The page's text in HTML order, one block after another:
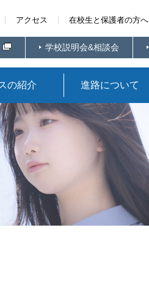
アクセス 在校生と保護者の方へ
学校説明会&相談会
の紹介 進路について